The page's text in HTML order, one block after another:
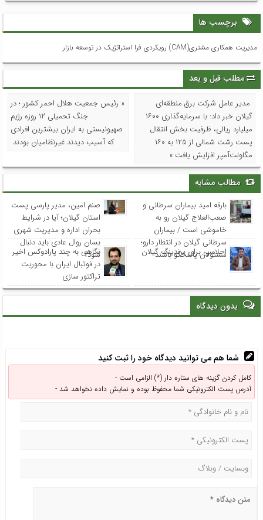
برچسب ها
مدیریت همکاری مشتری(CAM) رویکردی فرا استراتژیک در توسعه بازار
مطلب قبل و بعد
مدیر عامل شرکت برق منطقه‌ای
گیلان خبر داد: با سرمایه‌گذاری ۱۶۰۰
میلیارد ریالی، ظرفیت بخش انتقال
پست رشت شمالی از ۱۲۵ به ۱۶۰
مگاولت‌آمپر افزایش یافت »
« رئیس جمعیت هلال احمر کشور ؛ در
جنگ تحمیلی ۱۲ روزه رژیم
صهیونیستی به ایران بیشترین افرادی
که آسیب دیدند غیرنظامیان بودند
مطالب مشابه
بارقه امید بیماران سرطانی و
صعب‌العلاج گیلان رو به
خاموشی است / بیماران
سرطانی گیلان در انتظار دارو؛
مسئولان پاسخگو باشند
صنم امین، مدیر پارسی پست
استان گیلان؛ آیا در شرایط
بحران اداره و مدیریت شهری
بسان روال عادی باید دنبال
شود؟
اجلاسی برای برندینگ گیلان
نگاهی به چند پارادوکس اخیر
در فوتبال ایران با محوریت
تراکتور سازی
بدون دیدگاه
شما هم می توانید دیدگاه خود را ثبت کنید
کامل کردن گزینه های ستاره دار (*) الزامی است -
آدرس پست الکترونیکی شما محفوظ بوده و نمایش داده نخواهد شد -